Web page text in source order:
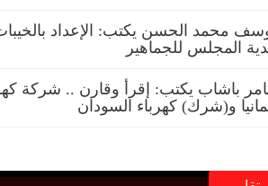
محمد الحسن يكتب: الإعداد
المجلس للجماهير
باشاب يكتب: إقرأ وقارن .. شركة
و(شرك) كهرباء السودان